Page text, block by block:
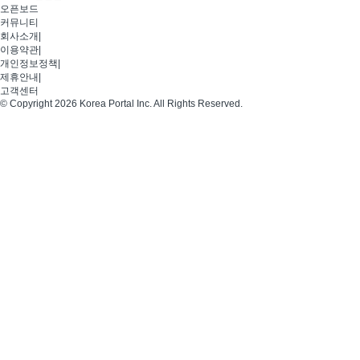
오픈보드
커뮤니티
회사소개
이용약관
개인정보정책
제휴안내
고객센터
© Copyright 2026 Korea Portal Inc. All Rights Reserved.